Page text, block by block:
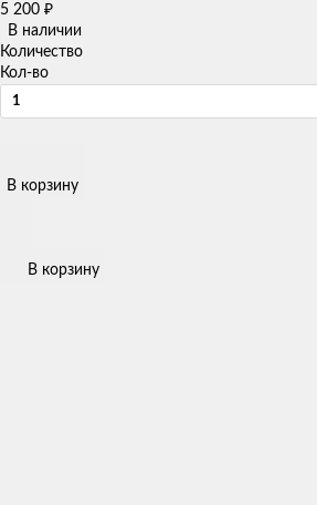
5 200 ₽
В наличии
Количество
Кол-во
В корзину
В корзину